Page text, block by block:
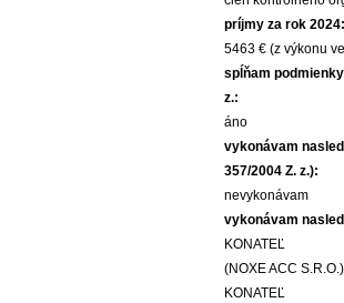
príjmy za rok 2024:
5463 € (z výkonu
spĺňam
z.:
áno
vykonávam
357/2004 Z. z.):
nevykonávam
vykonávam
KONATEĽ
(NOXE ACC S.R.O.)
KONATEĽ